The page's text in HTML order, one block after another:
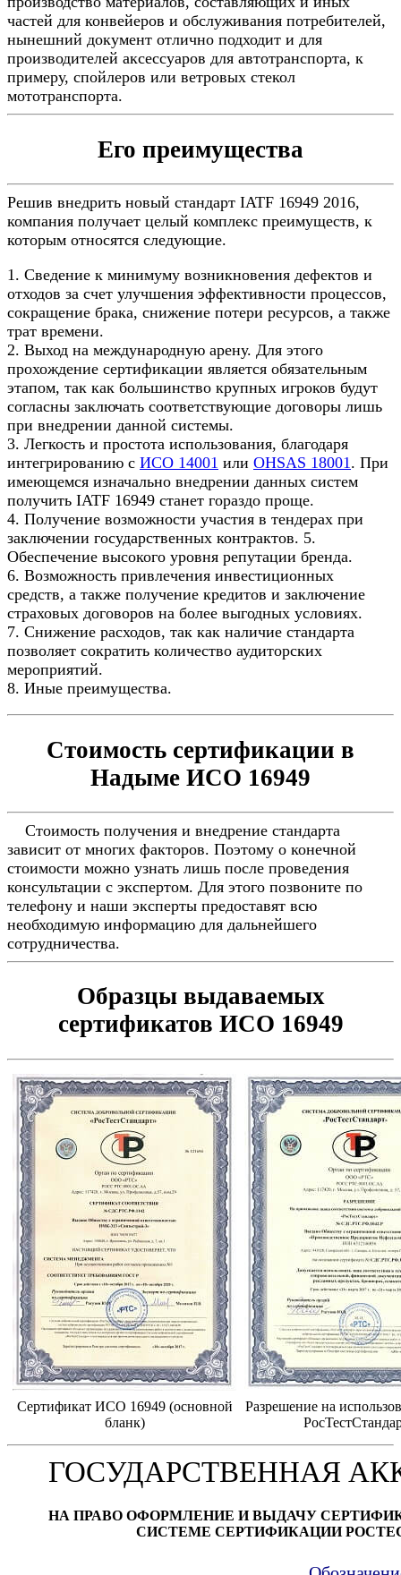
частей для конвейеров и обслуживания потребителей,
нынешний документ отлично подходит и для
производителей аксессуаров для автотранспорта, к
примеру, спойлеров или ветровых стекол
мототранспорта.
Его преимущества
Решив внедрить новый стандарт IATF 16949 2016,
компания получает целый комплекс преимуществ, к
которым относятся следующие.
1. Сведение к минимуму возникновения дефектов и
отходов за счет улучшения эффективности процессов,
сокращение брака, снижение потери ресурсов, а также
трат времени.
2. Выход на международную арену. Для этого
прохождение сертификации является обязательным
этапом, так как большинство крупных игроков будут
согласны заключать соответствующие договоры лишь
при внедрении данной системы.
3. Легкость и простота использования, благодаря
интегрированию с ИСО 14001 или OHSAS 18001. При
имеющемся изначально внедрении данных систем
получить IATF 16949 станет гораздо проще.
4. Получение возможности участия в тендерах при
заключении государственных контрактов. 5.
Обеспечение высокого уровня репутации бренда.
6. Возможность привлечения инвестиционных
средств, а также получение кредитов и заключение
страховых договоров на более выгодных условиях.
7. Снижение расходов, так как наличие стандарта
позволяет сократить количество аудиторских
мероприятий.
8. Иные преимущества.
Стоимость сертификации в
Надыме ИСО 16949
Стоимость получения и внедрение стандарта
зависит от многих факторов. Поэтому о конечной
стоимости можно узнать лишь после проведения
консультации с экспертом. Для этого позвоните по
телефону и наши эксперты предоставят всю
необходимую информацию для дальнейшего
сотрудничества.
Образцы выдаваемых
сертификатов ИСО 16949
Сертификат ИСО 16949 (основной
бланк)
Разрешение на
ГОСУДАРСТВЕННАЯ
НА ПРАВО ОФОРМЛЕНИЕ И ВЫДАЧУ
СИСТЕМЕ СЕРТИФИКАЦИИ